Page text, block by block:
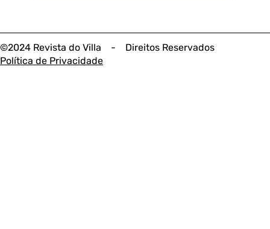
©2024 Revista do Villa - Direitos Reservados
Política de Privacidade